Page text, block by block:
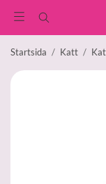
Startsida / Katt /